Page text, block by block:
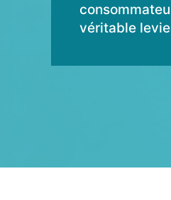
véritable